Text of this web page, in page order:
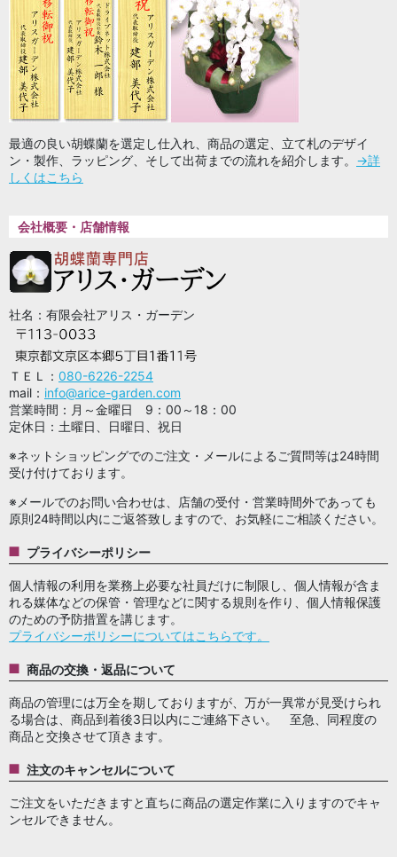
最適の良い胡蝶蘭を選定し仕入れ、商品の選定、立て札のデザイ
ン・製作、ラッピング、そして出荷までの流れを紹介します。 →詳
しくはこちら
会社概要・店舗情報
社名：有限会社アリス・ガーデン
ＴＥＬ： 080-6226-2254
mail： info@arice-garden.com
営業時間：月～金曜日 9：00～18：00
定休日：土曜日、日曜日、祝日
※ネットショッピングでのご注文・メールによるご質問等は24時間
受け付けております。
※メールでのお問い合わせは、店舗の受付・営業時間外であっても
原則24時間以内にご返答致しますので、お気軽にご相談ください。
プライバシーポリシー
個人情報の利用を業務上必要な社員だけに制限し、個人情報が含ま
れる媒体などの保管・管理などに関する規則を作り、個人情報保護
のための予防措置を講じます。
プライバシーポリシーについてはこちらです。
商品の交換・返品について
商品の管理には万全を期しておりますが、万が一異常が見受けられ
る場合は、商品到着後3日以内にご連絡下さい。 至急、同程度の
商品と交換させて頂きます。
注文のキャンセルについて
ご注文をいただきますと直ちに商品の選定作業に入りますのでキャ
ンセルできません。